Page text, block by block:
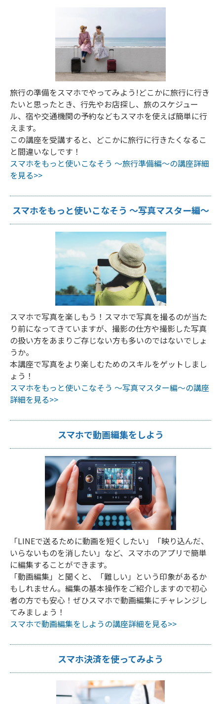
旅行の準備をスマホでやってみよう!どこかに旅行に行き
たいと思ったとき、行先やお店探し、旅のスケジュー
ル、宿や交通機関の予約などもスマホを使えば簡単に行
えます。
この講座を受講すると、どこかに旅行に行きたくなるこ
と間違いなしです！
スマホをもっと使いこなそう ～旅行準備編～の講座詳細
を見る>>
スマホをもっと使いこなそう ～写真マスター編～
スマホで写真を楽しもう！スマホで写真を撮るのが当た
り前になってきていますが、撮影の仕方や撮影した写真
の扱い方をあまりご存じない方も多いのではないでしょ
うか。
本講座で写真をより楽しむためのスキルをゲットしまし
ょう！
スマホをもっと使いこなそう ～写真マスター編～の講座
詳細を見る>>
スマホで動画編集をしよう
「LINEで送るために動画を短くしたい」「映り込んだ、
いらないものを消したい」など、スマホのアプリで簡単
に編集することができます。
「動画編集」と聞くと、「難しい」という印象があるか
もしれません。編集の基本操作をご紹介しますので初心
者の方でも安心！ぜひスマホで動画編集にチャレンジし
てみましょう！
スマホで動画編集をしようの講座詳細を見る>>
スマホ決済を使ってみよう